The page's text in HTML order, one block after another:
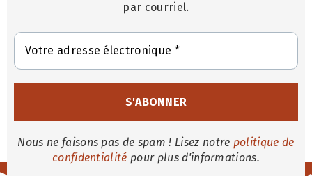
par courriel.
Nous ne faisons pas de spam ! Lisez notre politique de
confidentialité pour plus d'informations.